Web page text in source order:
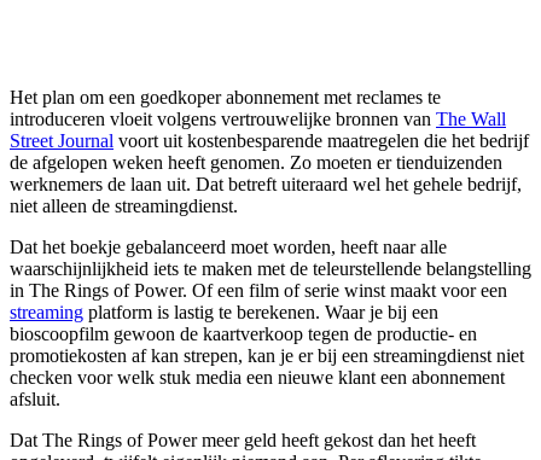
Het plan om een goedkoper abonnement met reclames te
introduceren vloeit volgens vertrouwelijke bronnen van The Wall
Street Journal voort uit kostenbesparende maatregelen die het bedrijf
de afgelopen weken heeft genomen. Zo moeten er tienduizenden
werknemers de laan uit. Dat betreft uiteraard wel het gehele bedrijf,
niet alleen de streamingdienst.
Dat het boekje gebalanceerd moet worden, heeft naar alle
waarschijnlijkheid iets te maken met de teleurstellende belangstelling
in The Rings of Power. Of een film of serie winst maakt voor een
streaming platform is lastig te berekenen. Waar je bij een
bioscoopfilm gewoon de kaartverkoop tegen de productie- en
promotiekosten af kan strepen, kan je er bij een streamingdienst niet
checken voor welk stuk media een nieuwe klant een abonnement
afsluit.
Dat The Rings of Power meer geld heeft gekost dan het heeft